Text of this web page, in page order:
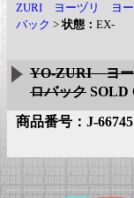
ZURI ヨーヅリ ヨー
バック >状態： EX-
YO-ZURI ヨー
ロバック SOLD
商品番号：J-66745